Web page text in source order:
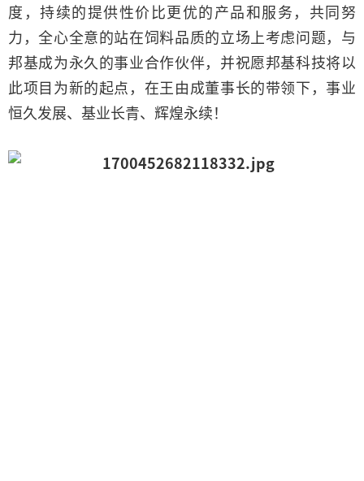
度，持续的提供性价比更优的产品和服务，共同努
力，全心全意的站在饲料品质的立场上考虑问题，与
邦基成为永久的事业合作伙伴，并祝愿邦基科技将以
此项目为新的起点，在王由成董事长的带领下，事业
恒久发展、基业长青、辉煌永续！